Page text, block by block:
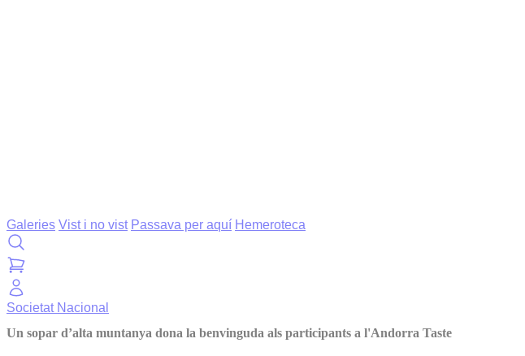
Galeries Vist i no vist Passava per aquí Hemeroteca
Societat Nacional
Un sopar d’alta muntanya dona la benvinguda als participants a l'Andorra Taste